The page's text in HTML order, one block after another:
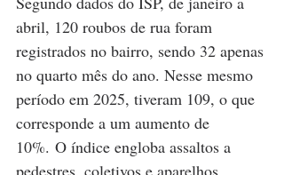
abril, 120 roubos de rua foram
registrados no bairro, sendo 32 apenas
no quarto mês do ano. Nesse mesmo
período em 2025, tiveram 109, o que
corresponde a um aumento de
10%. O índice engloba assaltos a
pedestres, coletivos e aparelhos